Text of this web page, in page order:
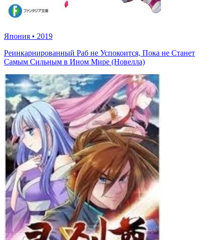
Япония • 2019
Реинкарнированный Раб не Успокоится, Пока не Станет
Самым Сильным в Ином Мире (Новелла)